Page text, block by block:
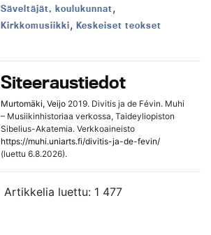
Teema:
Säveltäjät, koulukunnat,
Teema:
Kirkkomusiikki, Teema:
Keskeiset teokset
Siteeraustiedot
Murtomäki, Veijo 2019. Divitis ja de Févin. Muhi
– Musiikinhistoriaa verkossa, Taideyliopiston
Sibelius-Akatemia. Verkkoaineisto
https://muhi.uniarts.fi/divitis-ja-de-fevin/
(luettu 6.8.2026).
Artikkelia luettu: 1 477